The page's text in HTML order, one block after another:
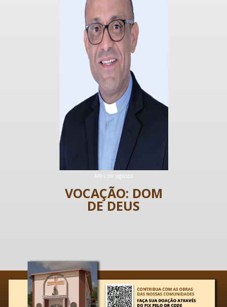
Celebração da Palavra
Sagrada Família
Mês de agosto
VOCAÇÃO: DOM
DE DEUS